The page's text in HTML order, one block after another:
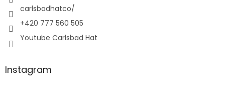
carlsbadhatco/
+420 777 560 505
Youtube Carlsbad Hat
Instagram